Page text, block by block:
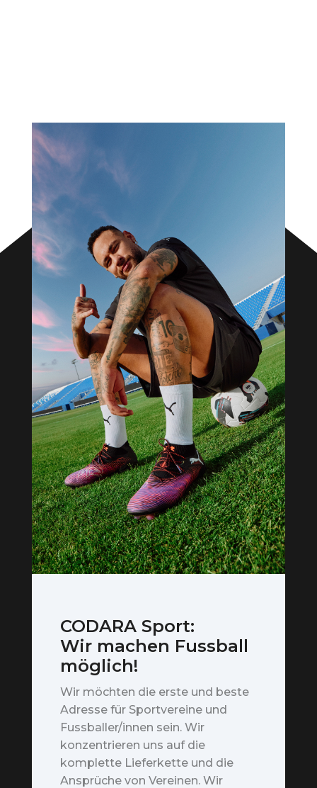
CODARA Sport:
Wir machen Fussball
möglich!
Wir möchten die erste und beste
Adresse für Sportvereine und
Fussballer/innen sein. Wir
konzentrieren uns auf die
komplette Lieferkette und die
Ansprüche von Vereinen. Wir